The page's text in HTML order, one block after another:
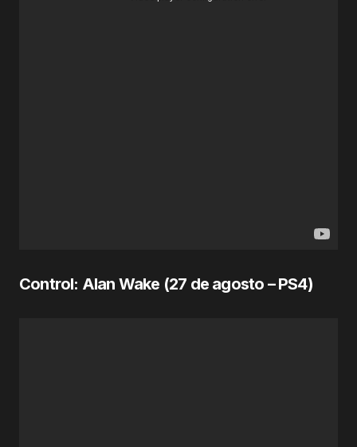
Control: Alan Wake (27 de agosto – PS4)